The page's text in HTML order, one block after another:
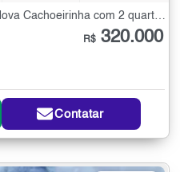
R$ 320.000
Contatar